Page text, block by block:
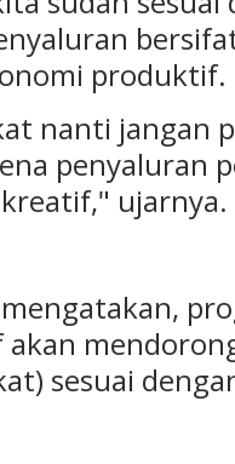
produktif.
nanti jangan
penyaluran
ujarnya.
sesuai